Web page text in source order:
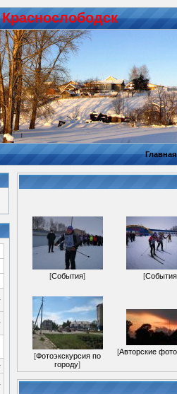
Красноcлободск
Главная
[События] [События
[Фотоэкскурсия по
городу]
[Авторские